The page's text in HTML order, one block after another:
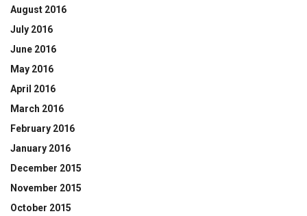
August 2016
July 2016
June 2016
May 2016
April 2016
March 2016
February 2016
January 2016
December 2015
November 2015
October 2015